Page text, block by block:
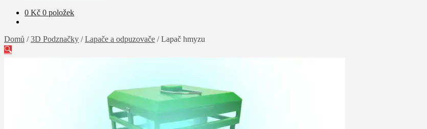
0 Kč 0 položek
Domů /3D Podznačky /Lapače a odpuzovače /Lapač hmyzu
🔍